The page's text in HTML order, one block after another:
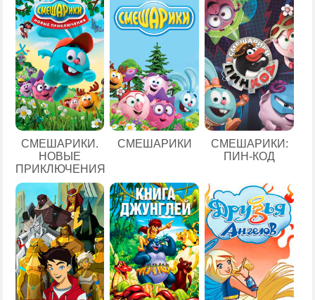
СМЕШАРИКИ.
НОВЫЕ
ПРИКЛЮЧЕНИЯ
СМЕШАРИКИ
СМЕШАРИКИ:
ПИН-КОД